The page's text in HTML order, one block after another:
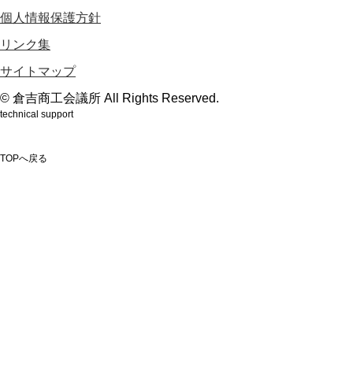
個人情報保護方針
リンク集
サイトマップ
© 倉吉商工会議所 All Rights Reserved.
technical support
TOPへ戻る